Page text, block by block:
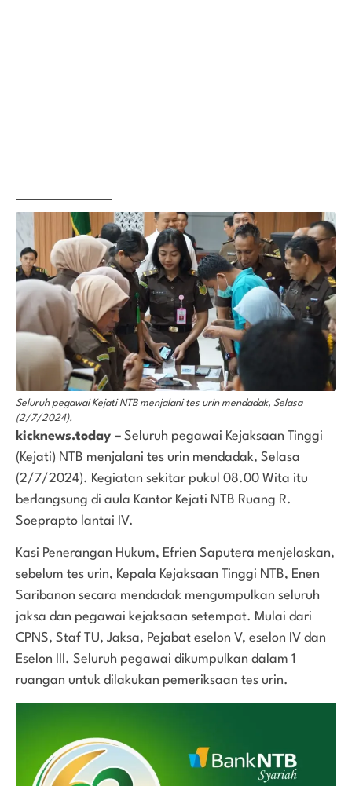
Seluruh pegawai Kejati NTB menjalani tes urin mendadak, Selasa
(2/7/2024).
kicknews.today – Seluruh pegawai Kejaksaan Tinggi
(Kejati) NTB menjalani tes urin mendadak, Selasa
(2/7/2024). Kegiatan sekitar pukul 08.00 Wita itu
berlangsung di aula Kantor Kejati NTB Ruang R.
Soeprapto lantai IV.
Kasi Penerangan Hukum, Efrien Saputera menjelaskan,
sebelum tes urin, Kepala Kejaksaan Tinggi NTB, Enen
Saribanon secara mendadak mengumpulkan seluruh
jaksa dan pegawai kejaksaan setempat. Mulai dari
CPNS, Staf TU, Jaksa, Pejabat eselon V, eselon IV dan
Eselon III. Seluruh pegawai dikumpulkan dalam 1
ruangan untuk dilakukan pemeriksaan tes urin.